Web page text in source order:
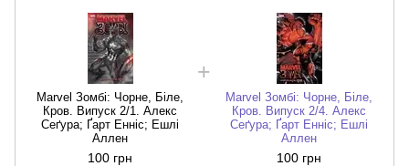
Marvel Зомбі: Чорне, Біле,
Кров. Випуск 2/1. Алекс
Сеґура; Ґарт Енніс; Ешлі
Аллен
100 грн
Marvel Зомбі: Чорне, Біле,
Кров. Випуск 2/4. Алекс
Сеґура; Ґарт Енніс; Ешлі
Аллен
100 грн